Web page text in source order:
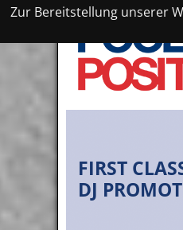
Zur Bereitstellung unserer
FIRST
DJ